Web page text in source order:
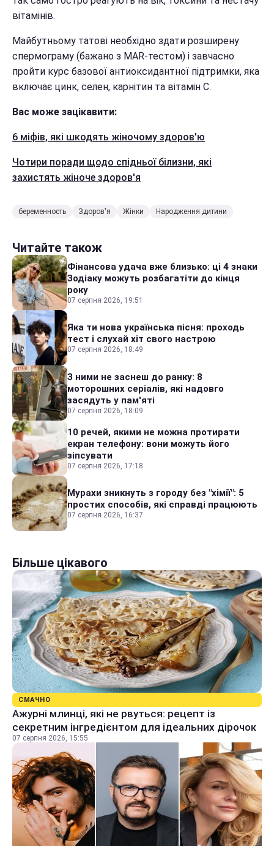
вітамінів.
Майбутньому татові необхідно здати розширену
спермограму (бажано з MAR-тестом) і завчасно
пройти курс базової антиоксидантної підтримки, яка
включає цинк, селен, карнітин та вітамін С.
Вас може зацікавити:
6 міфів, які шкодять жіночому здоров'ю
Чотири поради щодо спідньої білизни, які
захистять жіноче здоров'я
беременность Здоров'я Жінки Народження дитини
Читайте також
Фінансова удача вже близько: ці 4 знаки
Зодіаку можуть розбагатіти до кінця
року
07 серпня 2026, 19:51
Яка ти нова українська пісня: проходь
тест і слухай хіт свого настрою
07 серпня 2026, 18:49
З ними не заснеш до ранку: 8
моторошних серіалів, які надовго
засядуть у пам'яті
07 серпня 2026, 18:09
10 речей, якими не можна протирати
екран телефону: вони можуть його
зіпсувати
07 серпня 2026, 17:18
Мурахи зникнуть з городу без "хімії": 5
простих способів, які справді працюють
07 серпня 2026, 16:37
Більше цікавого
СМАЧНО
Ажурні млинці, які не рвуться: рецепт із
секретним інгредієнтом для ідеальних дірочок
07 серпня 2026, 15:55